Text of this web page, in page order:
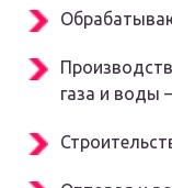
газа и воды